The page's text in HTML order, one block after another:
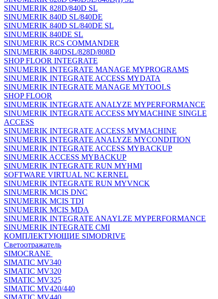
SINUMERIK 828D/840D SL
SINUMERIK 840D SL/840DE
SINUMERIK 840D SL/840DE SL
SINUMERIK 840DE SL
SINUMERIK RCS COMMANDER
SINUMERIK 840DSL/828D/808D
SHOP FLOOR INTEGRATE
SINUMERIK INTEGRATE MANAGE MYPROGRAMS
SINUMERIK INTEGRATE ACCESS MYDATA
SINUMERIK INTEGRATE MANAGE MYTOOLS
SHOP FLOOR
SINUMERIK INTEGRATE ANALYZE MYPERFORMANCE
SINUMERIK INTEGRATE ACCESS MYMACHINE SINGLE
ACCESS
SINUMERIK INTEGRATE ACCESS MYMACHINE
SINUMERIK INTEGRATE ANALYZE MYCONDITION
SINUMERIK INTEGRATE ACCESS MYBACKUP
SINUMERIK ACCESS MYBACKUP
SINUMERIK INTEGRATE RUN MYHMI
SOFTWARE VIRTUAL NC KERNEL
SINUMERIK INTEGRATE RUN MYVNCK
SINUMERIK MCIS DNC
SINUMERIK MCIS TDI
SINUMERIK MCIS MDA
SINUMERIK INTEGRATE ANAYLZE MYPERFORMANCE
SINUMERIK INTEGRATE CMI
КОМПЛЕКТУЮЩИЕ SIMODRIVE
Светоотражатель
SIMOCRANE
SIMATIC MV340
SIMATIC MV320
SIMATIC MV325
SIMATIC MV420/440
SIMATIC MV440